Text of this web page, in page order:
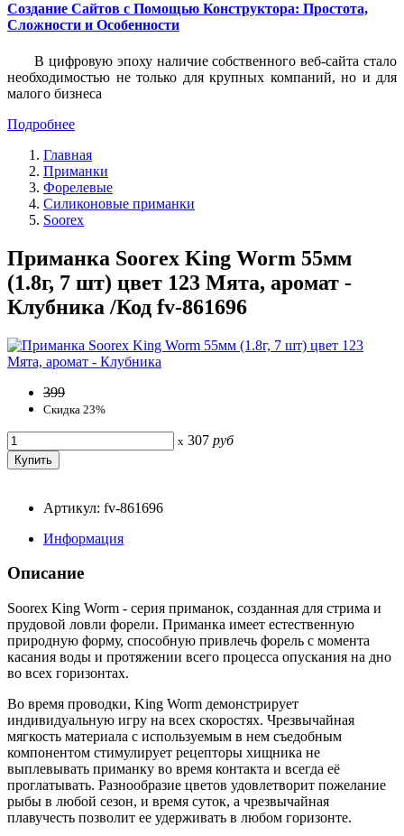
Создание Сайтов с Помощью Конструктора: Простота,
Сложности и Особенности
В цифровую эпоху наличие собственного веб-сайта стало
необходимостью не только для крупных компаний, но и для
малого бизнеса
Подробнее
Главная
Приманки
Форелевые
Силиконовые приманки
Soorex
Приманка Soorex King Worm 55мм
(1.8г, 7 шт) цвет 123 Мята, аромат -
Клубника /Код fv-861696
399
Скидка 23%
x 307 руб
Артикул: fv-861696
Информация
Описание
Soorex King Worm - серия приманок, созданная для стрима и
прудовой ловли форели. Приманка имеет естественную
природную форму, способную привлечь форель с момента
касания воды и протяжении всего процесса опускания на дно
во всех горизонтах.
Во время проводки, King Worm демонстрирует
индивидуальную игру на всех скоростях. Чрезвычайная
мягкость материала с используемым в нем съедобным
компонентом стимулирует рецепторы хищника не
выплевывать приманку во время контакта и всегда её
проглатывать. Разнообразие цветов удовлетворит пожелание
рыбы в любой сезон, и время суток, а чрезвычайная
плавучесть позволит ее удерживать в любом горизонте.